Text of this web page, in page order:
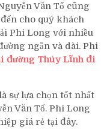
Văn Tố cũng
cho quý khách
Phi Long với nhiều
ngắn và dài. Phi
đường Thúy Lĩnh đi
sự lựa chọn tốt nhất
Văn Tố. Phi Long
giá rẻ tại đây.